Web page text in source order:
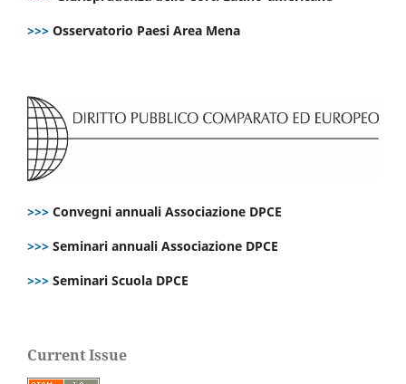
>>> Osservatorio Paesi Area Mena
>>> Convegni annuali Associazione DPCE
>>> Seminari annuali Associazione DPCE
>>> Seminari Scuola DPCE
Current Issue